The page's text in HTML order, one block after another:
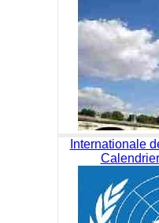
Internationale